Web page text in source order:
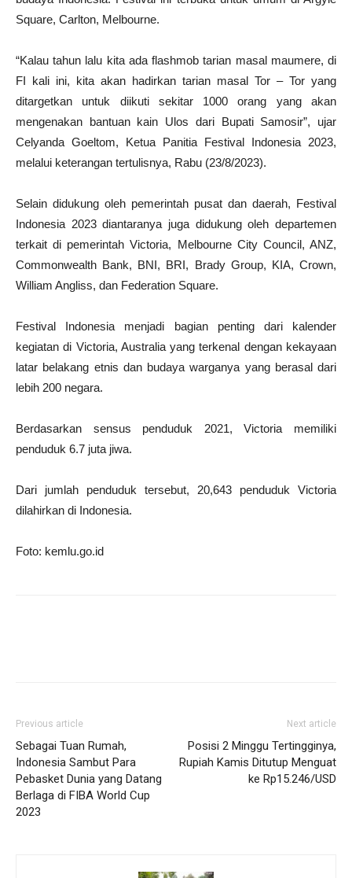
Square, Carlton, Melbourne.
“Kalau tahun lalu kita ada flashmob tarian masal maumere, di
FI kali ini, kita akan hadirkan tarian masal Tor – Tor yang
ditargetkan untuk diikuti sekitar 1000 orang yang akan
mengenakan bantuan kain Ulos dari Bupati Samosir”, ujar
Celyanda Goeltom, Ketua Panitia Festival Indonesia 2023,
melalui keterangan tertulisnya, Rabu (23/8/2023).
Selain didukung oleh pemerintah pusat dan daerah, Festival
Indonesia 2023 diantaranya juga didukung oleh departemen
terkait di pemerintah Victoria, Melbourne City Council, ANZ,
Commonwealth Bank, BNI, BRI, Brady Group, KIA, Crown,
William Angliss, dan Federation Square.
Festival Indonesia menjadi bagian penting dari kalender
kegiatan di Victoria, Australia yang terkenal dengan kekayaan
latar belakang etnis dan budaya warganya yang berasal dari
lebih 200 negara.
Berdasarkan sensus penduduk 2021, Victoria memiliki
penduduk 6.7 juta jiwa.
Dari jumlah penduduk tersebut, 20,643 penduduk Victoria
dilahirkan di Indonesia.
Foto: kemlu.go.id
Previous article
Sebagai Tuan Rumah,
Indonesia Sambut Para
Pebasket Dunia yang Datang
Berlaga di FIBA World Cup
2023
Next article
Posisi 2 Minggu Tertingginya,
Rupiah Kamis Ditutup Menguat
ke Rp15.246/USD